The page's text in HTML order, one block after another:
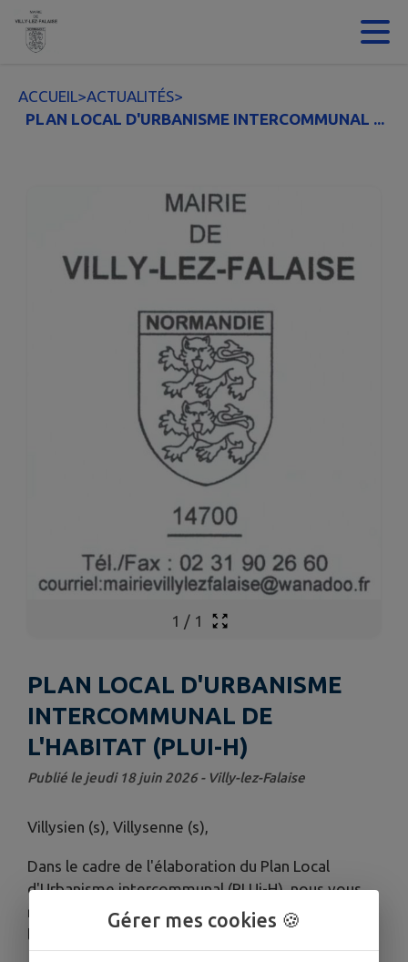
Contenu
ACCUEIL>ACTUALITÉS>
PLAN LOCAL D'URBANISME INTERCOMMUNAL ...
1 / 1
PLAN LOCAL D'URBANISME
INTERCOMMUNAL DE
L'HABITAT (PLUI-H)
Publié le jeudi 18 juin 2026 - Villy-lez-Falaise
Villysien (s), Villysenne (s),
Dans le cadre de l'élaboration du Plan Local
d'Urbanisme intercommunal (PLUi-H), nous vous
rappelons qu'un registre de concertation est mis à
la disposition du public au sein de votre mairie.
Gérer mes cookies 🍪